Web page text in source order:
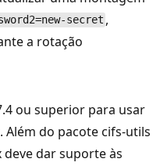
secret ,
a rotação
ou superior para usar
Além do pacote cifs-utils
dar suporte às